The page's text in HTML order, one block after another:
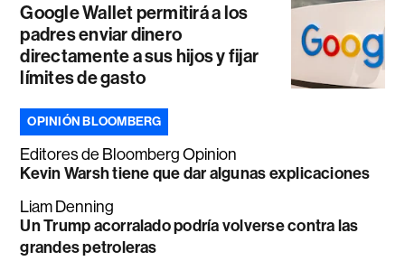
Google Wallet permitirá a los
padres enviar dinero
directamente a sus hijos y fijar
límites de gasto
OPINIÓN BLOOMBERG
Editores de Bloomberg Opinion
Kevin Warsh tiene que dar algunas explicaciones
Liam Denning
Un Trump acorralado podría volverse contra las
grandes petroleras